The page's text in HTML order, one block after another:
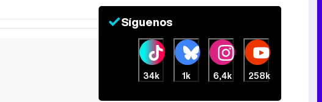
Síguenos
34k 1k 6,4k 258k